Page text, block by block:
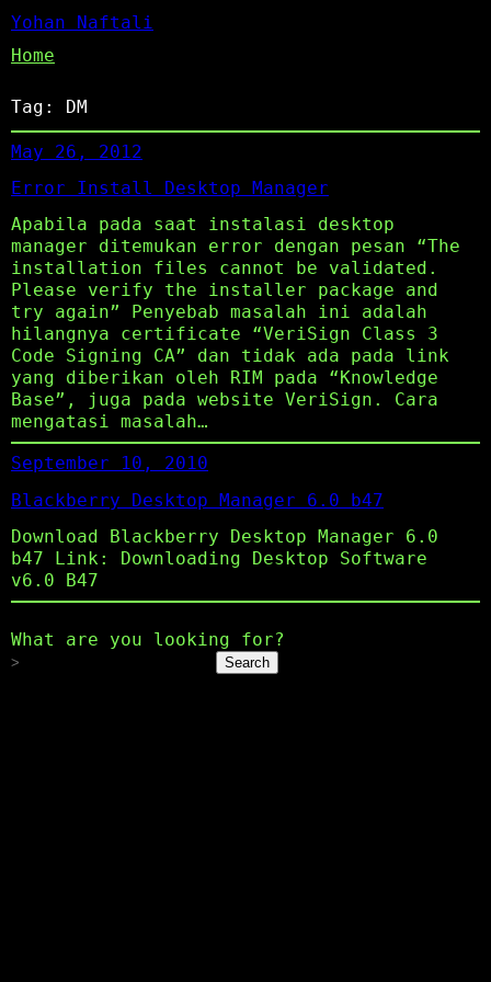
Yohan Naftali
Home
Tag: DM
May 26, 2012
Error Install Desktop Manager
Apabila pada saat instalasi desktop
manager ditemukan error dengan pesan “The
installation files cannot be validated.
Please verify the installer package and
try again” Penyebab masalah ini adalah
hilangnya certificate “VeriSign Class 3
Code Signing CA” dan tidak ada pada link
yang diberikan oleh RIM pada “Knowledge
Base”, juga pada website VeriSign. Cara
mengatasi masalah…
September 10, 2010
Blackberry Desktop Manager 6.0 b47
Download Blackberry Desktop Manager 6.0
b47 Link: Downloading Desktop Software
v6.0 B47
What are you looking for?
Search